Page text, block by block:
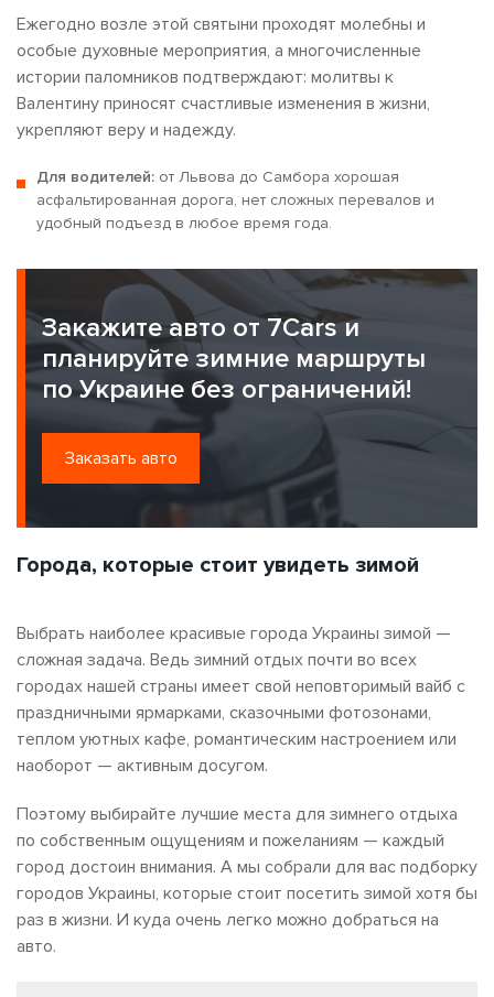
Ежегодно возле этой святыни проходят молебны и
особые духовные мероприятия, а многочисленные
истории паломников подтверждают: молитвы к
Валентину приносят счастливые изменения в жизни,
укрепляют веру и надежду.
Для водителей: от Львова до Самбора хорошая
асфальтированная дорога, нет сложных перевалов и
удобный подъезд в любое время года.
Закажите авто от 7Cars и
планируйте зимние маршруты
по Украине без ограничений!
Заказать авто
Города, которые стоит увидеть зимой
Выбрать наиболее красивые города Украины зимой —
сложная задача. Ведь зимний отдых почти во всех
городах нашей страны имеет свой неповторимый вайб с
праздничными ярмарками, сказочными фотозонами,
теплом уютных кафе, романтическим настроением или
наоборот — активным досугом.
Поэтому выбирайте лучшие места для зимнего отдыха
по собственным ощущениям и пожеланиям — каждый
город достоин внимания. А мы собрали для вас подборку
городов Украины, которые стоит посетить зимой хотя бы
раз в жизни. И куда очень легко можно добраться на
авто.